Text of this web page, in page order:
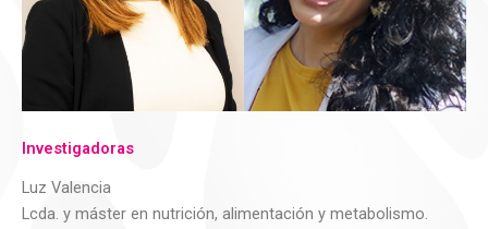
Investigadoras
Luz Valencia
Lcda. y máster en nutrición, alimentación y metabolismo.